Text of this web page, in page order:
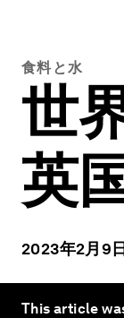
食料と水
世
英
2023年2月9日
This article